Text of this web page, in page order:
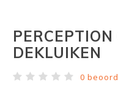
DEKLUIKEN
0